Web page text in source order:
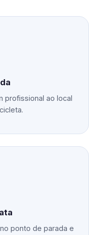
profissional ao local
ponto de parada e